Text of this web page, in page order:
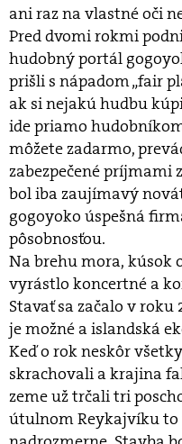
ani raz na vlastné oči
Pred dvomi rokmi
hudobný portál
prišli s nápadom „fair
ak si nejakú hudbu
ide priamo
môžete zadarmo,
zabezpečené príjmami
bol iba zaujímavý
gogoyoko úspešná
pôsobnosťou.
Na brehu mora, kúsok
vyrástlo koncertné a
Stavať sa začalo v roku
je možné a islandská
Keď o rok neskôr
skrachovali a krajina
zeme už trčali tri
útulnom Reykajvíku to